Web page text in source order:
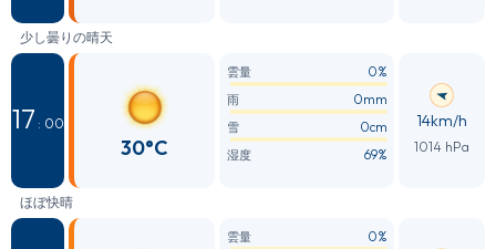
少し曇りの晴天
17 : 00
30°C
雲量 0%
雨 0mm
雪 0cm
湿度 69%
14km/h
1014 hPa
ほぼ快晴
雲量 0%